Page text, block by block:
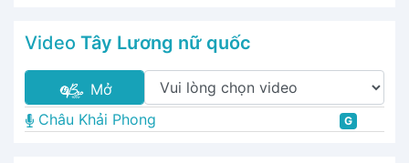
Video Tây Lương nữ quốc
Mở
Châu Khải Phong
G